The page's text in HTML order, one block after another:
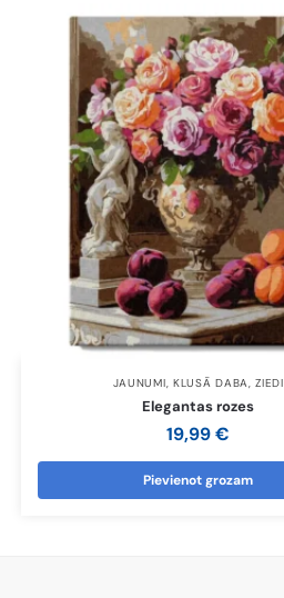
JAUNUMI, KLUSĀ DABA,ZIEDI
Elegantas rozes
19,99€
Pievienot grozam